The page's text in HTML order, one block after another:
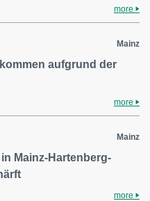
more
Mainz
aufgrund der
more
Mainz
Mainz-Hartenberg-
more